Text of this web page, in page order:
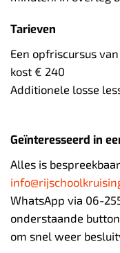
Tarieven
Een opfriscursus
kost € 240
Additionele losse
Geïnteresseerd in
Alles is
WhatsApp via 06-
onderstaande
om snel weer